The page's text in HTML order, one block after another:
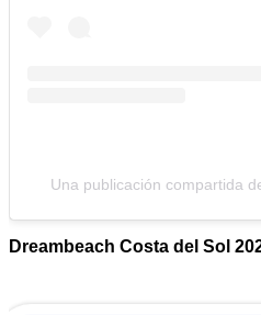
Una publicación compartida
Dreambeach Costa del Sol